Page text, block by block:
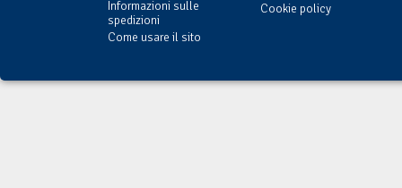
Informazioni sulle
spedizioni
Come usare il sito
Cookie policy